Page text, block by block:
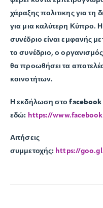
χάραξης πολιτικης για
για μια καλύτερη Κύπρο. Η
συνέδριο είναι εμφανής
το συνέδριο, ο
θα προωθήσει τα
κοινοτήτων.
Η εκδήλωση στο facebook
εδώ: https://
Αιτήσεις
συμμετοχής: https://